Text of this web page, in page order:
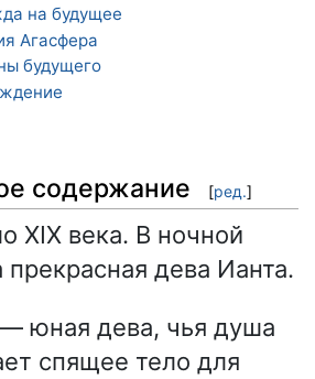
на будущее
Агасфера
будущего
содержание [ред.]
XIX века. В ночной
дева Ианта.
— юная дева, чья душа
спящее тело для